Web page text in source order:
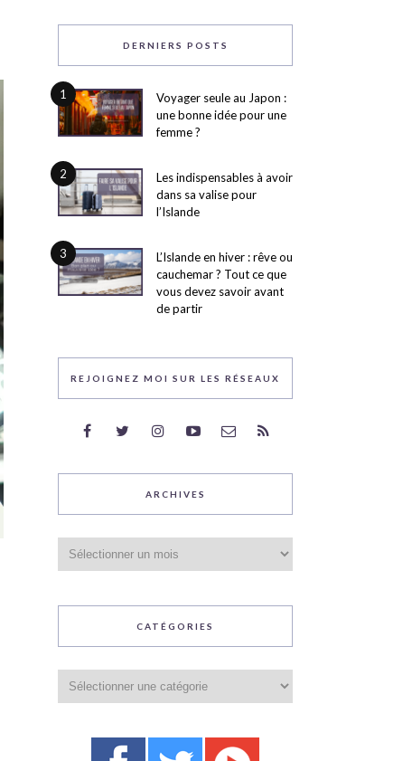
DERNIERS POSTS
1
Voyager seule au Japon :
une bonne idée pour une
femme ?
2
Les indispensables à avoir
dans sa valise pour
l’Islande
3
L’Islande en hiver : rêve ou
cauchemar ? Tout ce que
vous devez savoir avant
de partir
REJOIGNEZ MOI SUR LES RÉSEAUX
ARCHIVES
CATÉGORIES